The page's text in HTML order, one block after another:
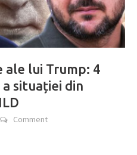
ale lui Trump: 4
situației din
Comment